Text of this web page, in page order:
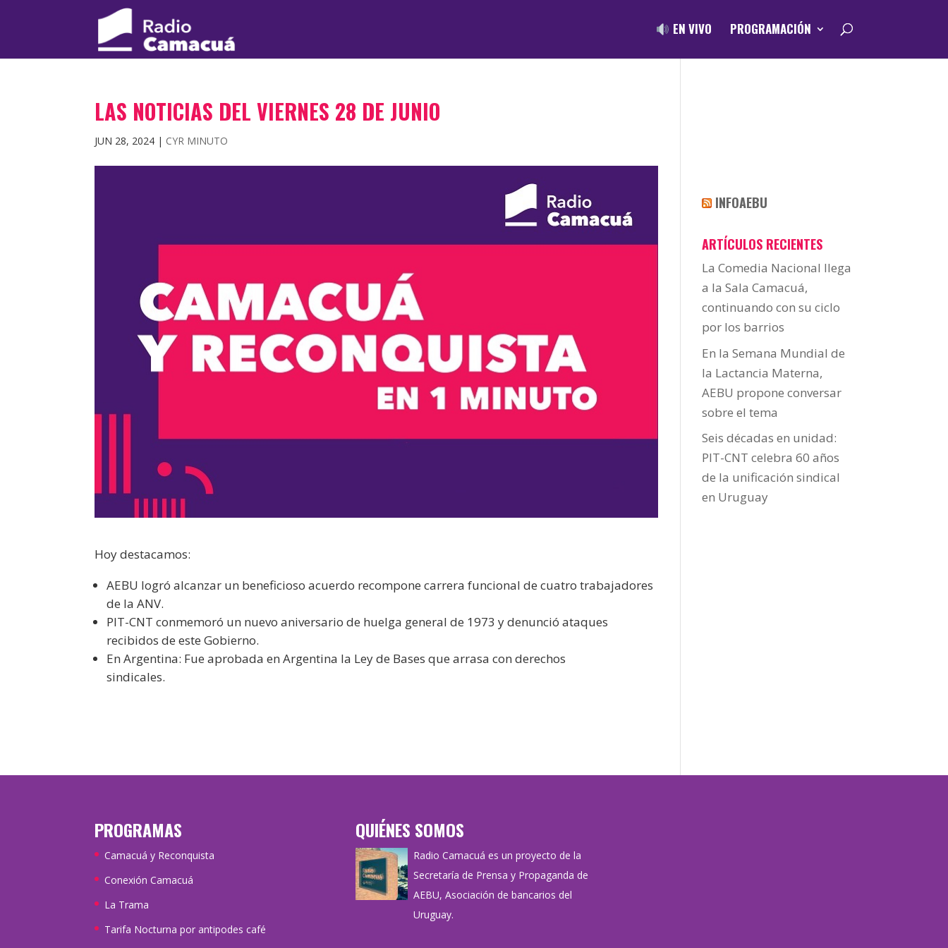
EN VIVO PROGRAMACIÓN
LAS NOTICIAS DEL VIERNES 28 DE JUNIO
JUN 28, 2024 | CYR MINUTO
Hoy destacamos:
AEBU logró alcanzar un beneficioso acuerdo recompone carrera funcional de cuatro trabajadores
de la ANV.
PIT-CNT conmemoró un nuevo aniversario de huelga general de 1973 y denunció ataques
recibidos de este Gobierno.
En Argentina: Fue aprobada en Argentina la Ley de Bases que arrasa con derechos
sindicales.
INFOAEBU
ARTÍCULOS RECIENTES
La Comedia Nacional llega
a la Sala Camacuá,
continuando con su ciclo
por los barrios
En la Semana Mundial de
la Lactancia Materna,
AEBU propone conversar
sobre el tema
Seis décadas en unidad:
PIT-CNT celebra 60 años
de la unificación sindical
en Uruguay
PROGRAMAS
Camacuá y Reconquista
Conexión Camacuá
La Trama
Tarifa Nocturna por antipodes café
QUIÉNES SOMOS
Radio Camacuá es un proyecto de la
Secretaría de Prensa y Propaganda de
AEBU, Asociación de bancarios del
Uruguay.